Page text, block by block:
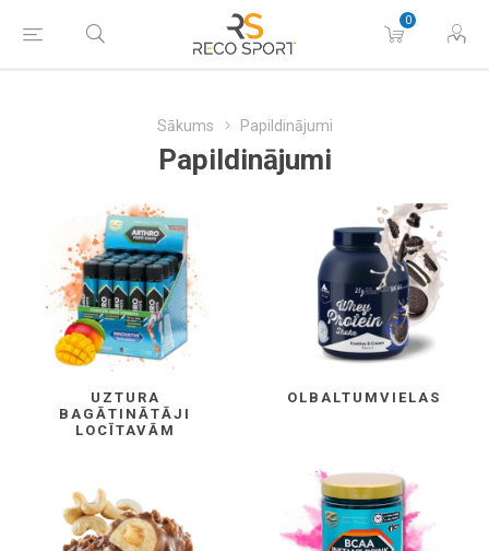
0
Sākums Papildinājumi
Papildinājumi
UZTURA
BAGĀTINĀTĀJI
LOCĪTAVĀM
OLBALTUMVIELAS